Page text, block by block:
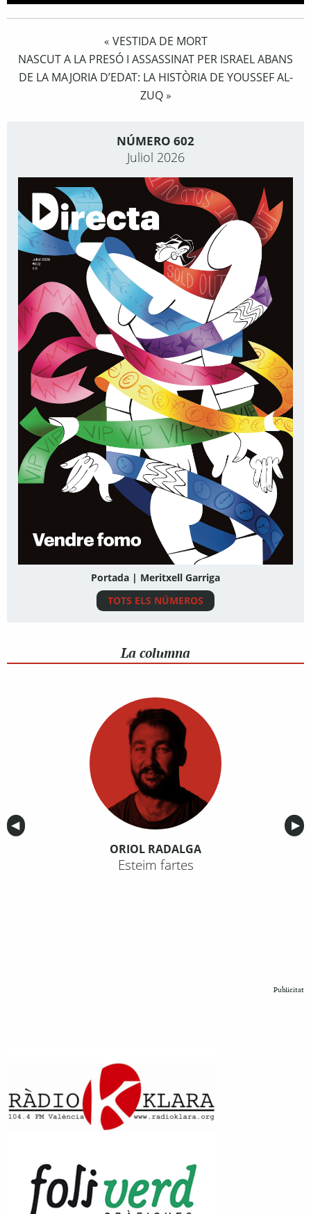
« VESTIDA DE MORT
NASCUT A LA PRESÓ I ASSASSINAT PER ISRAEL ABANS
DE LA MAJORIA D’EDAT: LA HISTÒRIA DE YOUSSEF AL-
ZUQ»
NÚMERO 602
Juliol 2026
Portada | Meritxell Garriga
TOTS ELS NÚMEROS
La columna
Anterior
◀︎ ▶︎
ORIOL RADALGA
Esteim fartes
Publicitat